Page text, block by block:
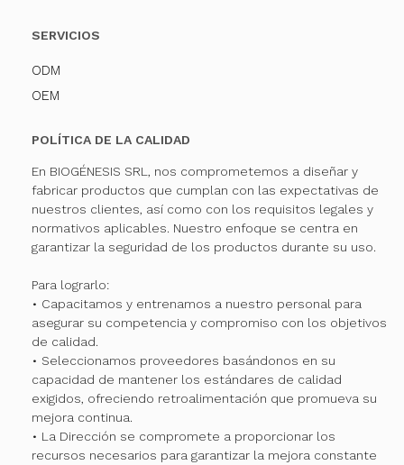
SERVICIOS
ODM
OEM
POLÍTICA DE LA CALIDAD
En BIOGÉNESIS SRL, nos comprometemos a diseñar y
fabricar productos que cumplan con las expectativas de
nuestros clientes, así como con los requisitos legales y
normativos aplicables. Nuestro enfoque se centra en
garantizar la seguridad de los productos durante su uso.
Para lograrlo:
• Capacitamos y entrenamos a nuestro personal para
asegurar su competencia y compromiso con los objetivos
de calidad.
• Seleccionamos proveedores basándonos en su
capacidad de mantener los estándares de calidad
exigidos, ofreciendo retroalimentación que promueva su
mejora continua.
• La Dirección se compromete a proporcionar los
recursos necesarios para garantizar la mejora constante